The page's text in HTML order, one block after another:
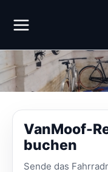
Inhalt
VanMoof-
buchen
Sende das